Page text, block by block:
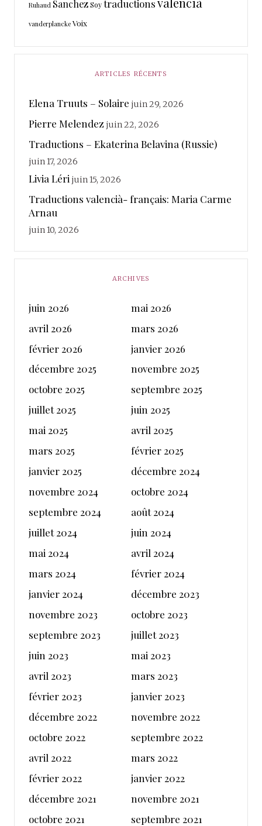
Ruhaud SanchezSoytraductions
vanderplancke Voix
ARTICLES RÉCENTS
Elena Truuts – Solaire juin 29, 2026
Pierre Melendez juin 22, 2026
Traductions – Ekaterina Belavina (Russie)
juin 17, 2026
Livia Léri juin 15, 2026
Traductions valencià- français: Maria Carme
Arnau
juin 10, 2026
ARCHIVES
juin 2026
mai 2026
avril 2026
mars 2026
février 2026
janvier 2026
décembre 2025
novembre 2025
octobre 2025
septembre 2025
juillet 2025
juin 2025
mai 2025
avril 2025
mars 2025
février 2025
janvier 2025
décembre 2024
novembre 2024
octobre 2024
septembre 2024
août 2024
juillet 2024
juin 2024
mai 2024
avril 2024
mars 2024
février 2024
janvier 2024
décembre 2023
novembre 2023
octobre 2023
septembre 2023
juillet 2023
juin 2023
mai 2023
avril 2023
mars 2023
février 2023
janvier 2023
décembre 2022
novembre 2022
octobre 2022
septembre 2022
avril 2022
mars 2022
février 2022
janvier 2022
décembre 2021
novembre 2021
octobre 2021
septembre 2021